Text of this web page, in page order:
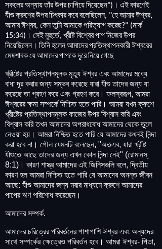
সকলেরঅন্যায়তাঁরউপরচাপিয়েদিয়েছেন") । এইকারণেই
যীশুক্রুশেরউপরচিৎকারকরেবলেছিলেন, "হেআমারঈশ্বর,
আমারঈশ্বর, কেনতুমিআমাকেপরিত্যাগকরেছ?" (মার্ক
15:34) । সেইমুহুর্তে, খ্রীষ্টবিশ্বেরপাপনিজেরউপর
নিয়েছিলেন। তিনিহলেনআমাদেরপ্রতিস্থাপনকারীঈশ্বরের
মেষশাবকযেআমাদেরপাপকেদূরেনিয়েগেছে
খ্রীষ্টের প্রতিস্থাপনমূলক মৃত্যু ঈশ্বর এবং আমাদের মধ্যে
বাধা দূর করার জন্য সম্ভব করেছে যারা যীশু তাদের জন্য যা
করেছে তা গ্রহণ করে এবং গ্রহণ করে। ফলস্বরূপ, আমরা
ঈশ্বরের ক্ষমা সম্পর্কে নিশ্চিত হতে পারি। আমরা যখন ক্রুশে
খ্রীষ্টের প্রতিস্থাপনমূলক কাজের উপর বিশ্বাস করি এবং
বিশ্বাস করি তখন আমাদের অপরাধবোধ আমাদের থেকে তুলে
নেওয়া হয়। আমরা নিশ্চিত হতে পারি যে আমাদের কখনই নিন্দা
করা হবে না। পৌল যেমনটি বলেছেন, "অতএব, যারা খ্রীষ্ট
যীশুতে আছে তাদের জন্য এখন কোন নিন্দা নেই" (রোমানস্
8:1)। কারণ শাস্ত্র আমাদের এই জিনিসগুলি বলে, দ্বিতীয়
কারণ হল আমরা নিশ্চিত হতে পারি যে আমাদের অনন্ত জীবন
আছে: যীশু আমাদের জন্য মরার মাধ্যমে ক্রুশে আমাদের
পাপের ঋণ পরিশোধ করেছেন।
আমাদের সম্পর্ক.
আমাদের চরিত্রের পরিবর্তনের পাশাপাশি ঈশ্বর এবং অন্যদের
সাথে সম্পর্কের ক্ষেত্রেও পরিবর্তন হবে। আমরা ঈশ্বর- পিতা,